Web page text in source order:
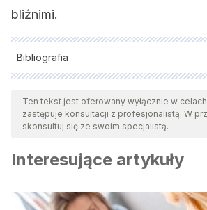
bliźnimi.
Bibliografia
Wszystkie cytowane źródła zostały
przeanalizowane przez nasz zespół w
jakości, wiarygodności, aktualności i
względem naukowym lub akademickim.
Esquilo;Tragedias, Editorial Gredos,
García Pérez, D.; “Prometeo:
Ten tekst jest oferowany wyłącznie w
zastępuje konsultacji z profesjonalistą. W
skonsultuj się ze swoim specjalistą.
Interesujące artykuły